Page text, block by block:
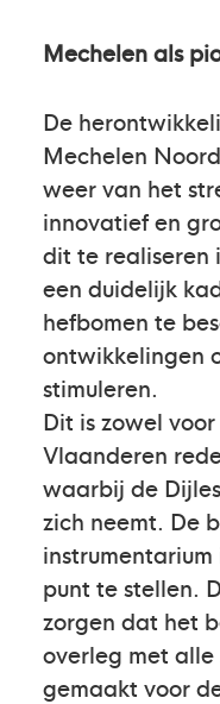
Mechelen als
De
Mechelen
weer van het
innovatief en
dit te realiseren
een duidelijk
hefbomen te
ontwikkelingen
stimuleren.
Dit is zowel
Vlaanderen
waarbij de
zich neemt. De
punt te stellen.
zorgen dat het
overleg met
gemaakt voor